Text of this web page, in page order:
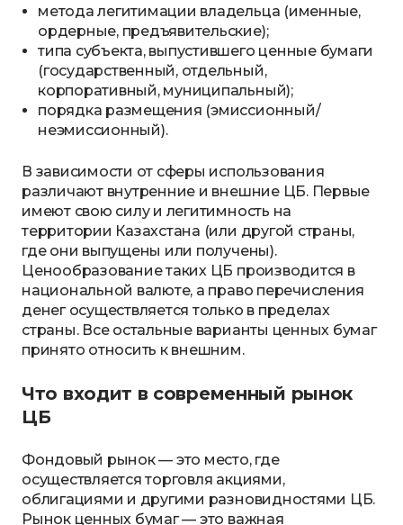
метода легитимации владельца (именные,
ордерные, предъявительские);
типа субъекта, выпустившего ценные бумаги
(государственный, отдельный,
корпоративный, муниципальный);
порядка размещения (эмиссионный/
неэмиссионный).
В зависимости от сферы использования
различают внутренние и внешние ЦБ. Первые
имеют свою силу и легитимность на
территории Казахстана (или другой страны,
где они выпущены или получены).
Ценообразование таких ЦБ производится в
национальной валюте, а право перечисления
денег осуществляется только в пределах
страны. Все остальные варианты ценных бумаг
принято относить к внешним.
Что входит в современный рынок
ЦБ
Фондовый рынок — это место, где
осуществляется торговля акциями,
облигациями и другими разновидностями ЦБ.
Рынок ценных бумаг — это важная